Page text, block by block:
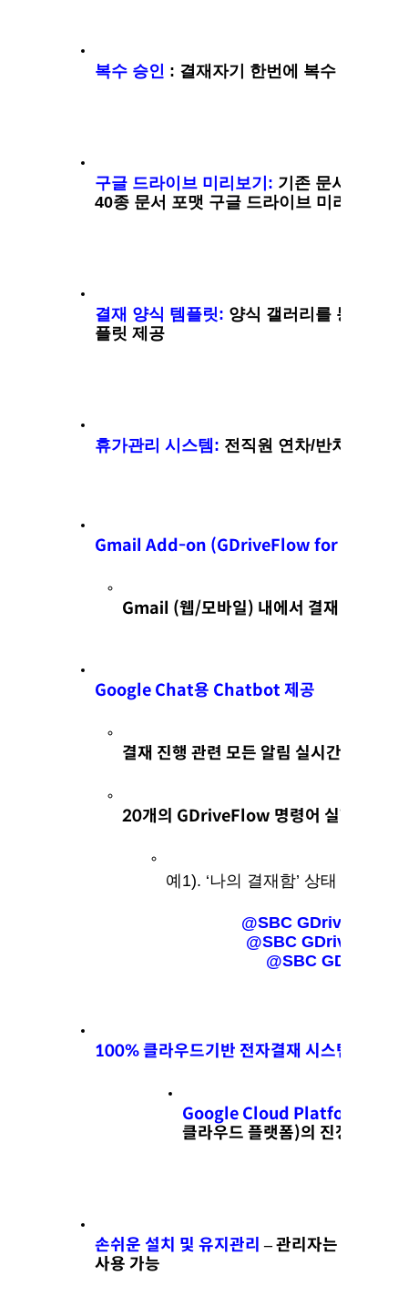
복수 승인 : 결재자기 한번에 복수 승인
구글 드라이브 미리보기: 기존 문서 파일
40종 문서 포맷 구글 드라이브 미리보기
결재 양식 템플릿: 양식 갤러리를 통하여
플릿 제공
휴가관리 시스템: 전직원 연차/반차/대체
Gmail Add-on (GDriveFlow for Gmail)
Gmail (웹/모바일) 내에서 결재 승인/반
Google Chat용 Chatbot 제공
결재 진행 관련 모든 알림 실시간 수신
20개의 GDriveFlow 명령어 실행
예1). ‘나의 결재함’ 상태 보기
@SBC GDriveFlow
@SBC GDriveFlow
@SBC
100% 클라우드기반 전자결재 시스템
Google Cloud Platform – 앱
클라우드 플랫폼)의 진정한 클
손쉬운 설치 및 유지관리 – 관리자는
사용 가능